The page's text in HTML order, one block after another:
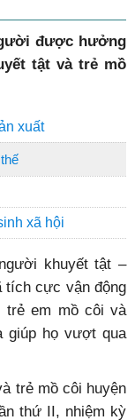
được hưởng
tật và trẻ mồ
xuất
xã hội
khuyết tật –
tích cực vận động
trẻ em mồ côi và
giúp họ vượt qua
trẻ mồ côi huyện
thứ II, nhiệm kỳ